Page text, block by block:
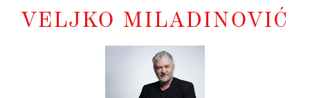
VELJKO MILADINOVIĆ